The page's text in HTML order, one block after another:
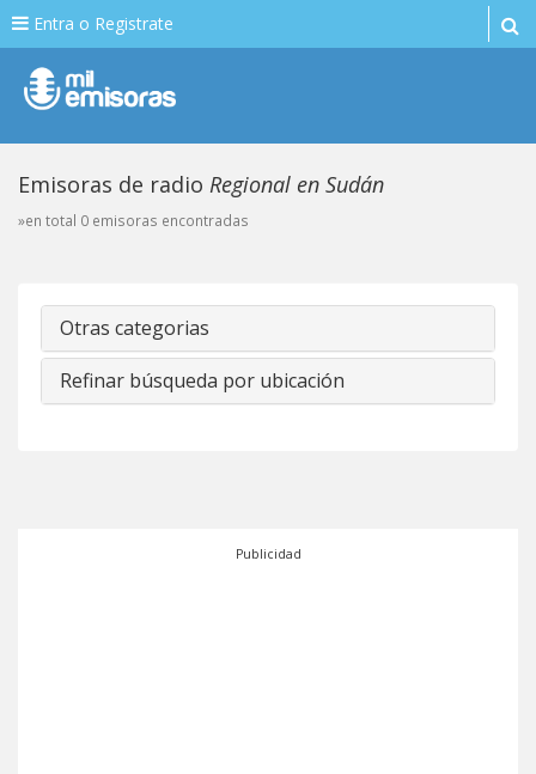
Entra o Registrate
Emisoras de radio Regional en Sudán
»en total 0 emisoras encontradas
Otras categorias
Refinar búsqueda por ubicación
Publicidad